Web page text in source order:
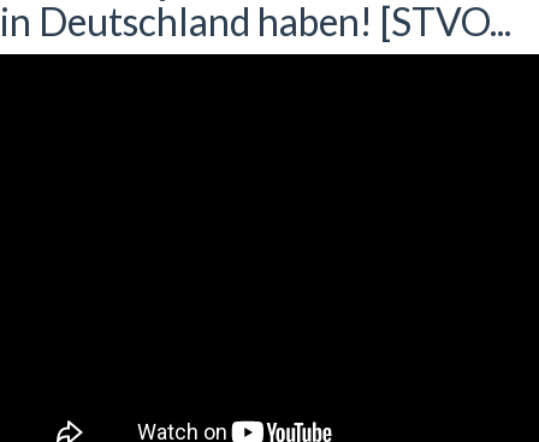
in Deutschland haben! [STVO...